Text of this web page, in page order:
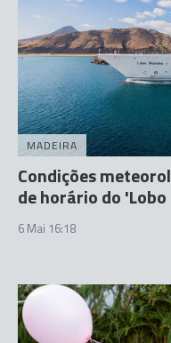
MADEIRA
Condições
de horário do
6 Mai 16:18